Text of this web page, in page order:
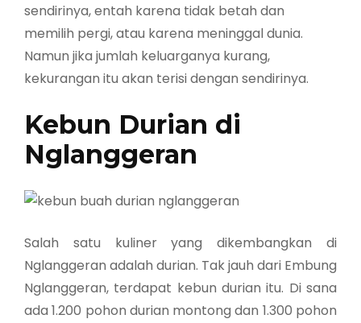
sendirinya, entah karena tidak betah dan
memilih pergi, atau karena meninggal dunia.
Namun jika jumlah keluarganya kurang,
kekurangan itu akan terisi dengan sendirinya.
Kebun Durian di
Nglanggeran
Salah satu kuliner yang dikembangkan di
Nglanggeran adalah durian. Tak jauh dari Embung
Nglanggeran, terdapat kebun durian itu. Di sana
ada 1.200 pohon durian montong dan 1.300 pohon